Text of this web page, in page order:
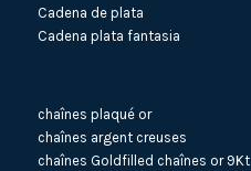
Cadena de plata
Cadena plata fantasia
chaînes plaqué or
chaînes argent creuses
chaînes Goldfilled chaînes or 9Kt